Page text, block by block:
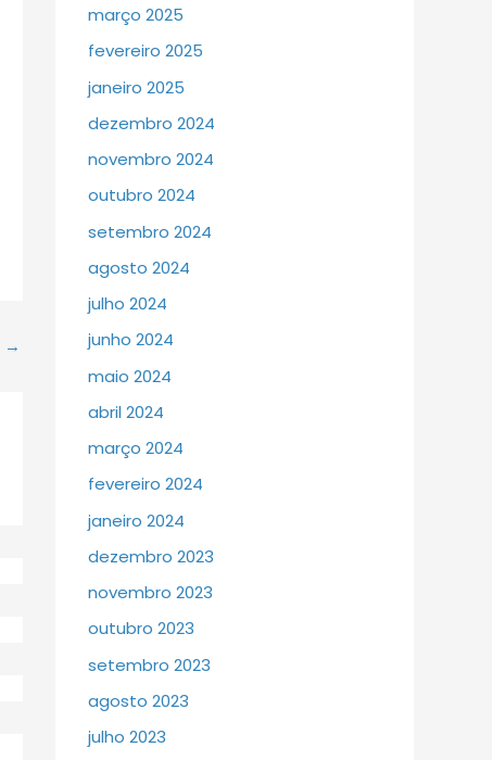
→
março 2025
fevereiro 2025
janeiro 2025
dezembro 2024
novembro 2024
outubro 2024
setembro 2024
agosto 2024
julho 2024
junho 2024
maio 2024
abril 2024
março 2024
fevereiro 2024
janeiro 2024
dezembro 2023
novembro 2023
outubro 2023
setembro 2023
agosto 2023
julho 2023